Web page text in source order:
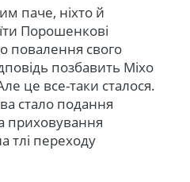
паче, ніхто й
Порошенкові
повалення свого
позбавить Міхо
це все-таки сталося.
стало подання
приховування
тлі переходу